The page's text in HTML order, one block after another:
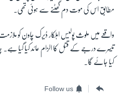
مطابق اس کی موت دم گھٹنے سے ہوئی تھی۔
واقعے میں ملوث پولیس اہلکار ڈیرک چاون کو
تیسرے درجے کے قتل کا الزام عائد کیا گیا ہے۔
کیا جائے گا۔
Follow us